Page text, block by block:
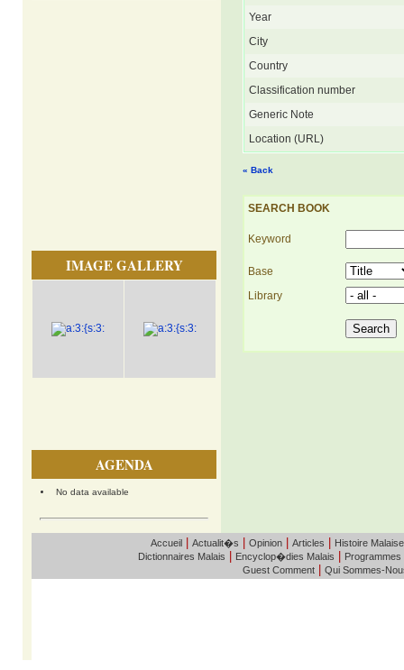
IMAGE GALLERY
AGENDA
No data available
Year
City
Country
Classification number
Generic Note
Location (URL)
« Back
SEARCH BOOK
Keyword
Base
Library
Accueil| Actualit�s Opinion| Articles Histoire Malaise
Dictionnaires Malais Encyclop�dies Malais Programmes
Guest Comment Qui Sommes-